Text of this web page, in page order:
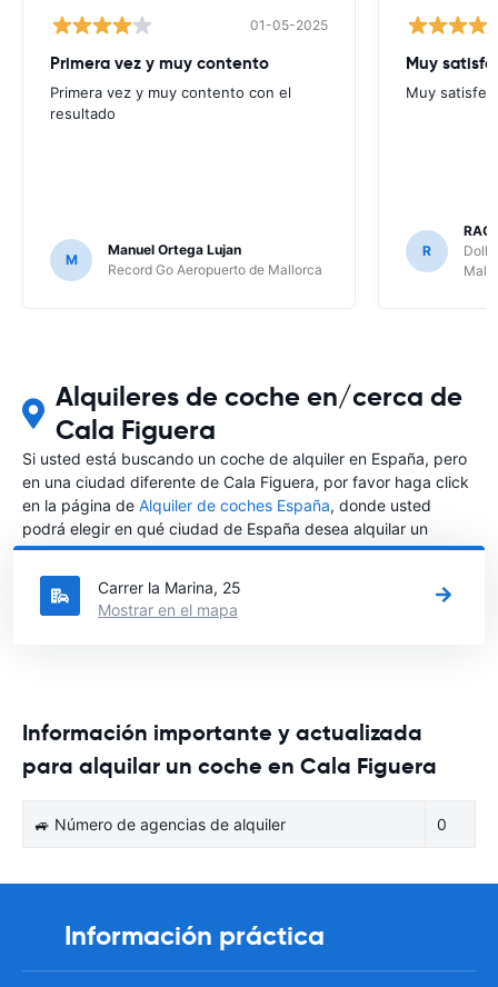
01-05-2025
Primera vez y muy contento
Primera vez y muy contento con el
resultado
M
Manuel Ortega Lujan
Record Go Aeropuerto de Mallorca
Muy
Muy
R
Alquileres de coche en/cerca de
Cala Figuera
Si usted está buscando un coche de alquiler en España, pero
en una ciudad diferente de Cala Figuera, por favor haga click
en la página de Alquiler de coches España, donde usted
podrá elegir en qué ciudad de España desea alquilar un
coche.
Carrer la Marina, 25
Mostrar en el mapa
Información importante y actualizada
para alquilar un coche en Cala Figuera
🚙 Número de agencias de alquiler 0
Información práctica